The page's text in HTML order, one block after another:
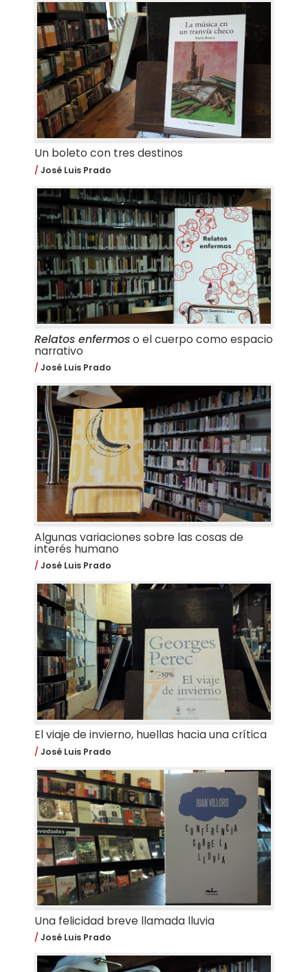
Un boleto con tres destinos
José Luis Prado
Relatos enfermoso el cuerpo como espacio
narrativo
José Luis Prado
Algunas variaciones sobre las cosas de
interés humano
José Luis Prado
El viaje de invierno, huellas hacia una crítica
José Luis Prado
Una felicidad breve llamada lluvia
José Luis Prado